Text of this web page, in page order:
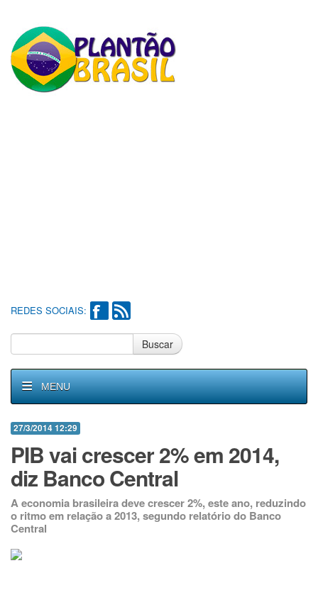
REDES SOCIAIS:
Buscar
MENU
27/3/2014 12:29
PIB vai crescer 2% em 2014,
diz Banco Central
A economia brasileira deve crescer 2%, este ano, reduzindo
o ritmo em relação a 2013, segundo relatório do Banco
Central